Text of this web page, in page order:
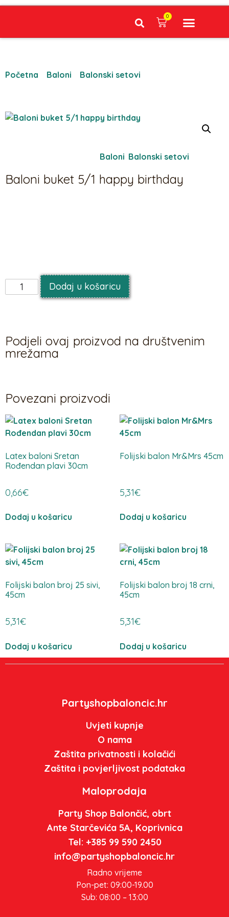
0
Početna Baloni Balonski setovi
Baloni Balonski setovi
Baloni buket 5/1 happy birthday
Dodaj u košaricu
Podjeli ovaj proizvod na društvenim
mrežama
Povezani proizvodi
Latex baloni Sretan
Rođendan plavi 30cm
0,66€
Dodaj u košaricu
Folijski balon Mr&Mrs 45cm
5,31€
Dodaj u košaricu
Folijski balon broj 25 sivi,
45cm
5,31€
Dodaj u košaricu
Folijski balon broj 18 crni,
45cm
5,31€
Dodaj u košaricu
Partyshopbaloncic.hr
Uvjeti kupnje
O nama
Zaštita privatnosti i kolačići
Zaštita i povjerljivost podataka
Maloprodaja
Party Shop Balončić, obrt
Ante Starčevića 5A, Koprivnica
Tel: +385 99 590 2450
info@partyshopbaloncic.hr
Radno vrijeme
Pon-pet: 09:00-19.00
Sub: 08:00 – 13:00